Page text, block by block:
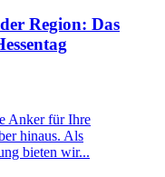
Region: Das
Anker für Ihre
hinaus. Als
bieten wir...